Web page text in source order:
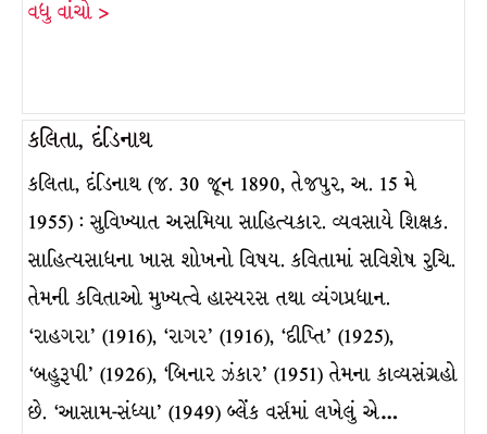
વધુ વાંચો >
કલિતા, દંડિનાથ
કલિતા, દંડિનાથ (જ. 30 જૂન 1890, તેજપુર, અ. 15 મે
1955) : સુવિખ્યાત અસમિયા સાહિત્યકાર. વ્યવસાયે શિક્ષક.
સાહિત્યસાધના ખાસ શોખનો વિષય. કવિતામાં સવિશેષ રુચિ.
તેમની કવિતાઓ મુખ્યત્વે હાસ્યરસ તથા વ્યંગપ્રધાન.
‘રાહગરા’ (1916), ‘રાગર’ (1916), ‘દીપ્તિ’ (1925),
‘બહુરૂપી’ (1926), ‘બિનાર ઝંકાર’ (1951) તેમના કાવ્યસંગ્રહો
છે. ‘આસામ-સંધ્યા’ (1949) બ્લેંક વર્સમાં લખેલું એ…